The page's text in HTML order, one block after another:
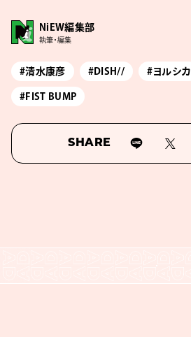
NiEW編集部
執筆・編集
#清水康彦 #DISH// #ヨルシカ
#FIST BUMP
SHARE